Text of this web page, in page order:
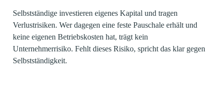
Selbstständige investieren eigenes Kapital und tragen
Verlustrisiken. Wer dagegen eine feste Pauschale erhält und
keine eigenen Betriebskosten hat, trägt kein
Unternehmerrisiko. Fehlt dieses Risiko, spricht das klar gegen
Selbstständigkeit.